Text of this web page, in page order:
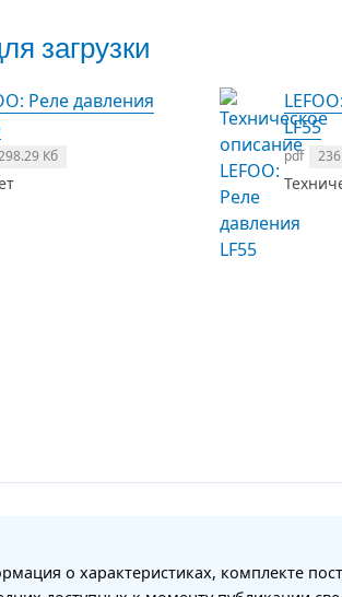
загрузки
Реле давления
Кб
LF55
pdf
о характеристиках, комплекте